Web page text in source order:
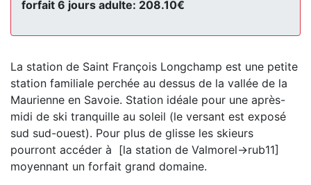
forfait 6 jours adulte: 208.10€
La station de Saint François Longchamp est une petite
station familiale perchée au dessus de la vallée de la
Maurienne en Savoie. Station idéale pour une après-
midi de ski tranquille au soleil (le versant est exposé
sud sud-ouest). Pour plus de glisse les skieurs
pourront accéder à [la station de Valmorel->rub11]
moyennant un forfait grand domaine.